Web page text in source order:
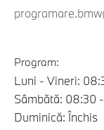
Program:
Luni - Vineri:
Sâmbătă: 08:30
Duminică: Închis